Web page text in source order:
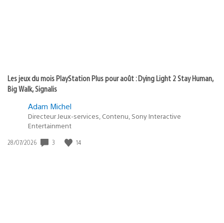
Les jeux du mois PlayStation Plus pour août : Dying Light 2 Stay Human,
Big Walk, Signalis
Adam Michel
Directeur Jeux-services, Contenu, Sony Interactive
Entertainment
Date
28/07/2026 3 14